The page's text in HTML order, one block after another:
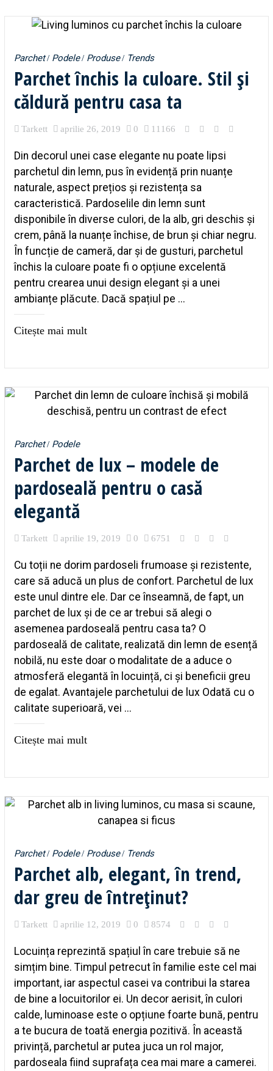
Parchet Podele Produse Trends
Parchet închis la culoare. Stil și
căldură pentru casa ta
Tarkett aprilie 26, 2019 0 11166
Din decorul unei case elegante nu poate lipsi
parchetul din lemn, pus în evidență prin nuanțe
naturale, aspect prețios și rezistența sa
caracteristică. Pardoselile din lemn sunt
disponibile în diverse culori, de la alb, gri deschis și
crem, până la nuanțe închise, de brun și chiar negru.
În funcție de cameră, dar și de gusturi, parchetul
închis la culoare poate fi o opțiune excelentă
pentru crearea unui design elegant și a unei
ambianțe plăcute. Dacă spațiul pe ...
Citește mai mult
Parchet Podele
Parchet de lux – modele de
pardoseală pentru o casă
elegantă
Tarkett aprilie 19, 2019 0 6751
Cu toții ne dorim pardoseli frumoase și rezistente,
care să aducă un plus de confort. Parchetul de lux
este unul dintre ele. Dar ce înseamnă, de fapt, un
parchet de lux și de ce ar trebui să alegi o
asemenea pardoseală pentru casa ta? O
pardoseală de calitate, realizată din lemn de esență
nobilă, nu este doar o modalitate de a aduce o
atmosferă elegantă în locuință, ci și beneficii greu
de egalat. Avantajele parchetului de lux Odată cu o
calitate superioară, vei ...
Citește mai mult
Parchet Podele Produse Trends
Parchet alb, elegant, în trend,
dar greu de întreținut?
Tarkett aprilie 12, 2019 0 8574
Locuința reprezintă spațiul în care trebuie să ne
simțim bine. Timpul petrecut în familie este cel mai
important, iar aspectul casei va contribui la starea
de bine a locuitorilor ei. Un decor aerisit, în culori
calde, luminoase este o opțiune foarte bună, pentru
a te bucura de toată energia pozitivă. În această
privință, parchetul ar putea juca un rol major,
pardoseala fiind suprafața cea mai mare a camerei.